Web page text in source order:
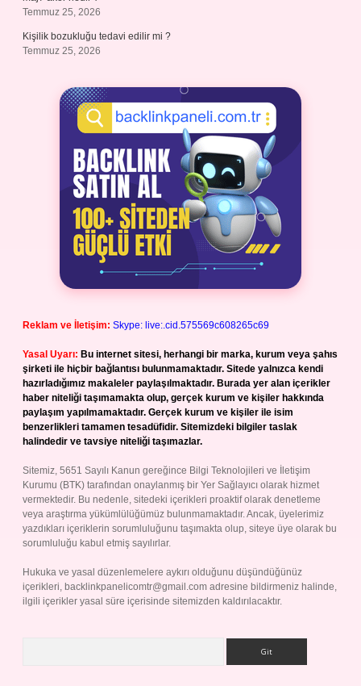
Temmuz 25, 2026
Kişilik bozukluğu tedavi edilir mi ?
Temmuz 25, 2026
Reklam ve İletişim: Skype: live:.cid.575569c608265c69
Yasal Uyarı: Bu internet sitesi, herhangi bir marka, kurum veya şahıs
şirketi ile hiçbir bağlantısı bulunmamaktadır. Sitede yalnızca kendi
hazırladığımız makaleler paylaşılmaktadır. Burada yer alan içerikler
haber niteliği taşımamakta olup, gerçek kurum ve kişiler hakkında
paylaşım yapılmamaktadır. Gerçek kurum ve kişiler ile isim
benzerlikleri tamamen tesadüfidir. Sitemizdeki bilgiler taslak
halindedir ve tavsiye niteliği taşımazlar.
Sitemiz, 5651 Sayılı Kanun gereğince Bilgi Teknolojileri ve İletişim
Kurumu (BTK) tarafından onaylanmış bir Yer Sağlayıcı olarak hizmet
vermektedir. Bu nedenle, sitedeki içerikleri proaktif olarak denetleme
veya araştırma yükümlülüğümüz bulunmamaktadır. Ancak, üyelerimiz
yazdıkları içeriklerin sorumluluğunu taşımakta olup, siteye üye olarak bu
sorumluluğu kabul etmiş sayılırlar.
Hukuka ve yasal düzenlemelere aykırı olduğunu düşündüğünüz
içerikleri, backlinkpanelicomtr@gmail.com adresine bildirmeniz halinde,
ilgili içerikler yasal süre içerisinde sitemizden kaldırılacaktır.